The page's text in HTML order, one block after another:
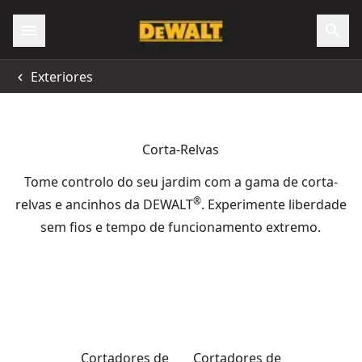
Exteriores
Corta-Relvas
Tome controlo do seu jardim com a gama de corta-
relvas e ancinhos da DEWALT®. Experimente liberdade
sem fios e tempo de funcionamento extremo.
Cortadores de
Cortadores de